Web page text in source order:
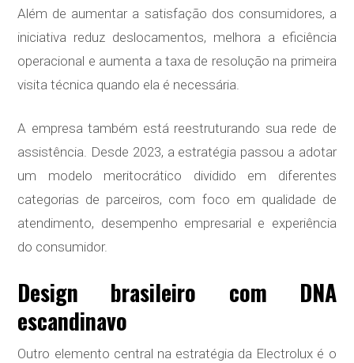
Além de aumentar a satisfação dos consumidores, a
iniciativa reduz deslocamentos, melhora a eficiência
operacional e aumenta a taxa de resolução na primeira
visita técnica quando ela é necessária.
A empresa também está reestruturando sua rede de
assistência. Desde 2023, a estratégia passou a adotar
um modelo meritocrático dividido em diferentes
categorias de parceiros, com foco em qualidade de
atendimento, desempenho empresarial e experiência
do consumidor.
Design brasileiro com DNA
escandinavo
Outro elemento central na estratégia da Electrolux é o